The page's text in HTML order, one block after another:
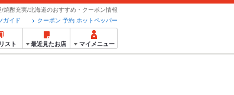
/焼酎充実/北海道のおすすめ・クーポン情報
クーポン 予約 ホットペッパー
ガイド
スト 最近見たお店 マイメニュー